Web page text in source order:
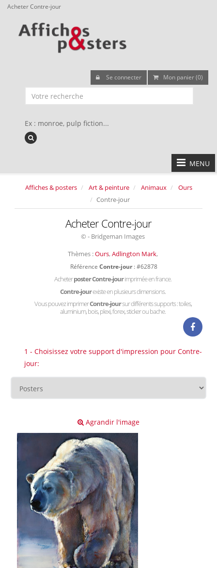
Acheter Contre-jour
Se connecter Mon panier (0)
Ex : monroe, pulp fiction...
MENU
Affiches & posters Art & peinture Animaux
Ours
Contre-jour
Acheter Contre-jour
© - Bridgeman Images
Thèmes :Ours, Adlington Mark,
Référence Contre-jour: #62878
Acheterposter Contre-jourimprimée en france.
Contre-jourexiste en plusieurs dimensions.
Vous pouvez imprimerContre-joursur différents supports : toiles,
aluminium, bois, plexi, forex, sticker ou bache.
1 - Choisissez votre support d'impression pour Contre-
jour:
Agrandir l'image